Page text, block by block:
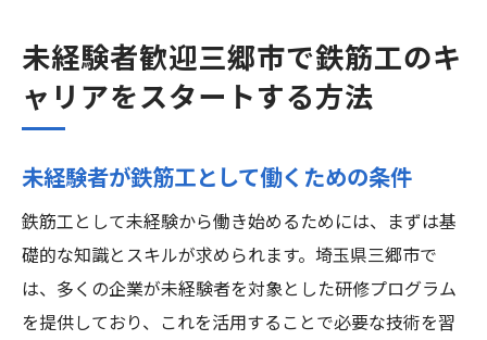
未経験者歓迎三郷市で鉄筋工のキ
ャリアをスタートする方法
未経験者が鉄筋工として働くための条件
鉄筋工として未経験から働き始めるためには、まずは基
礎的な知識とスキルが求められます。埼玉県三郷市で
は、多くの企業が未経験者を対象とした研修プログラム
を提供しており、これを活用することで必要な技術を習